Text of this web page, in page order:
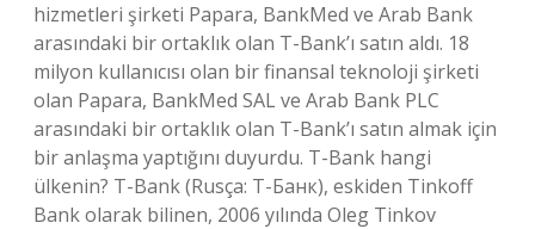
hizmetleri şirketi Papara, BankMed ve Arab Bank
arasındaki bir ortaklık olan T-Bank’ı satın aldı. 18
milyon kullanıcısı olan bir finansal teknoloji şirketi
olan Papara, BankMed SAL ve Arab Bank PLC
arasındaki bir ortaklık olan T-Bank’ı satın almak için
bir anlaşma yaptığını duyurdu. T-Bank hangi
ülkenin? T-Bank (Rusça: Т-Банк), eskiden Tinkoff
Bank olarak bilinen, 2006 yılında Oleg Tinkov